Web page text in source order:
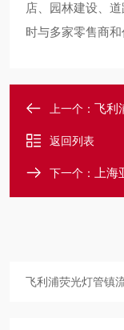
店、园林建设、
时与多家零售商
上一个： 飞利浦
返回列表
下一个： 上海